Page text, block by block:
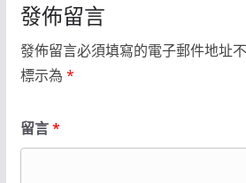
發佈留言
發佈留言必須填寫的電子郵件地址
標示為 *
留言*